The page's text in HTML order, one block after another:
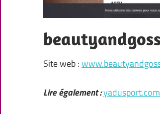
Site web :
Lire également :yadusport.com